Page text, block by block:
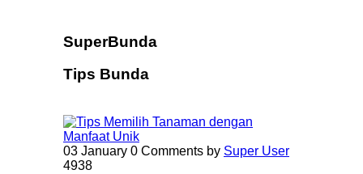
SuperBunda
Tips Bunda
03 January 0 Comments by Super User
4938